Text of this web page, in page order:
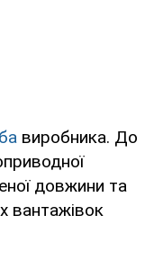
виробника. До
довжини та
вантажівок